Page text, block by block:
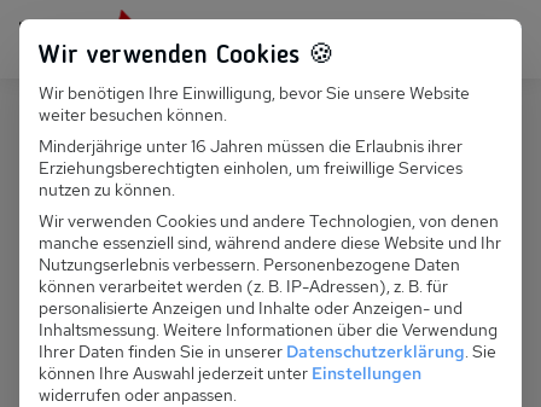
Persönlich für dich da: +49 251 899 050
Suchfeld
Suchen
PL 040.024A - Solna 108
Wir verwenden Cookies 🍪
Wir benötigen Ihre Einwilligung, bevor Sie unsere Website
weiter besuchen können.
Minderjährige unter 16 Jahren müssen die Erlaubnis ihrer
Erziehungsberechtigten einholen, um freiwillige Services
nutzen zu können.
Wir verwenden Cookies und andere Technologien, von denen
manche essenziell sind, während andere diese Website und Ihr
Nutzungserlebnis verbessern. Personenbezogene Daten
können verarbeitet werden (z. B. IP-Adressen), z. B. für
personalisierte Anzeigen und Inhalte oder Anzeigen- und
Inhaltsmessung. Weitere Informationen über die Verwendung
Ihrer Daten finden Sie in unserer Datenschutzerklärung. Sie
können Ihre Auswahl jederzeit unter Einstellungen
widerrufen oder anpassen.